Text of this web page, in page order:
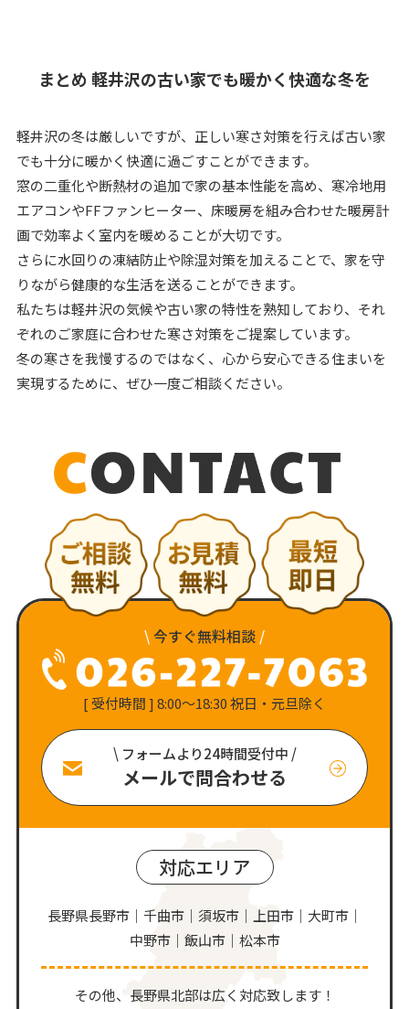
まとめ 軽井沢の古い家でも暖かく快適な冬を
軽井沢の冬は厳しいですが、正しい寒さ対策を行えば古い家
でも十分に暖かく快適に過ごすことができます。
窓の二重化や断熱材の追加で家の基本性能を高め、寒冷地用
エアコンやFFファンヒーター、床暖房を組み合わせた暖房計
画で効率よく室内を暖めることが大切です。
さらに水回りの凍結防止や除湿対策を加えることで、家を守
りながら健康的な生活を送ることができます。
私たちは軽井沢の気候や古い家の特性を熟知しており、それ
ぞれのご家庭に合わせた寒さ対策をご提案しています。
冬の寒さを我慢するのではなく、心から安心できる住まいを
実現するために、ぜひ一度ご相談ください。
\今すぐ無料相談 /
[ 受付時間 ] 8:00〜18:30 祝日・元旦除く
\ フォームより24時間受付中 /
メールで問合わせる
対応エリア
長野県長野市｜千曲市｜須坂市｜上田市｜大町市｜
中野市｜飯山市｜松本市
その他、⻑野県北部は広く対応致します！